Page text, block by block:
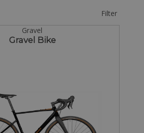
Filter
Gravel
Gravel Bike